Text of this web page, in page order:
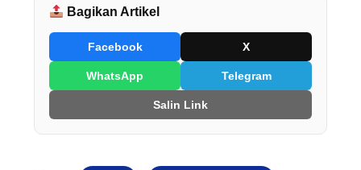
Bagikan Artikel
Facebook X
WhatsApp Telegram
Salin Link